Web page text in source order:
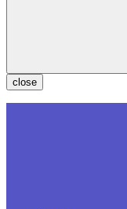
close